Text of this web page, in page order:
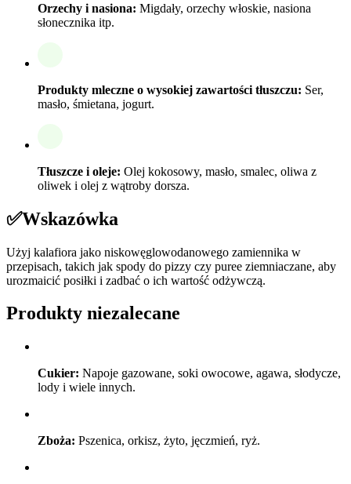
Orzechy i nasiona: Migdały, orzechy włoskie, nasiona
słonecznika itp.
Produkty mleczne o wysokiej zawartości tłuszczu: Ser,
masło, śmietana, jogurt.
Tłuszcze i oleje: Olej kokosowy, masło, smalec, oliwa z
oliwek i olej z wątroby dorsza.
✅Wskazówka
Użyj kalafiora jako niskowęglowodanowego zamiennika w
przepisach, takich jak spody do pizzy czy puree ziemniaczane, aby
urozmaicić posiłki i zadbać o ich wartość odżywczą.
Produkty niezalecane
Cukier: Napoje gazowane, soki owocowe, agawa, słodycze,
lody i wiele innych.
Zboża: Pszenica, orkisz, żyto, jęczmień, ryż.